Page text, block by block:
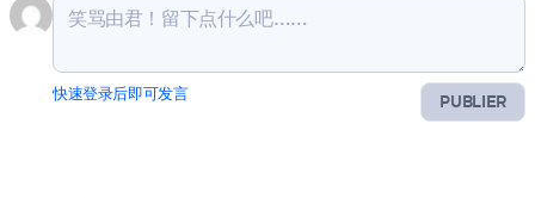
PUBLIER
快速登录后即可发言